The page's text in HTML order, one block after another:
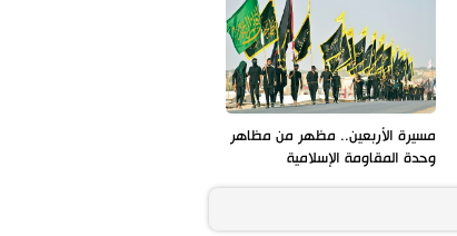
مسيرة الأربعين.. مظهر من مظاهر
وحدة المقاومة الإسلامية